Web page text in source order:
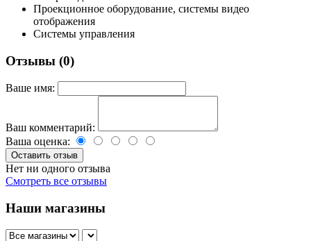
Проекционное оборудование, системы видео
отображения
Системы управления
Отзывы (0)
Ваше имя:
Ваш комментарий:
Ваша оценка:
Нет ни одного отзыва
Смотреть все отзывы
Наши магазины